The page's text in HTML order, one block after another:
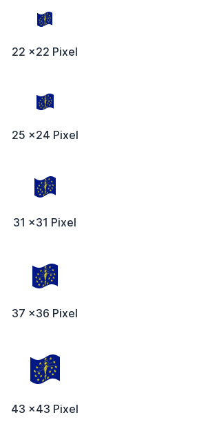
22 x22 Pixel
25 x24 Pixel
31 x31 Pixel
37 x36 Pixel
43 x43 Pixel